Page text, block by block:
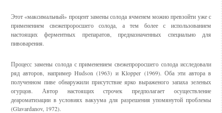
Этот «максимальный» процент замены солода ячменем можно превзойти уже с
применением свежепроросшего солода, а тем более с использованием
настоящих ферментных препаратов, предназначенных специально для
пивоварения.
Процесс замены солода с применением свежепроросшего солода исследовали
ряд авторов, например Hudson (1963) и Klopper (1969). Оба эти автора в
полученном пиве обнаружили присутствие ярко выраженого запаха зеленых
огурцов. Автор настоящих строчек предполагает осуществление
деароматизации в условиях вакуума для разрешения упомянутой проблемы
(Glavardanov, 1972).